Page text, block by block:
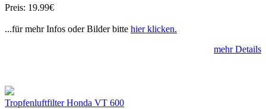
Preis: 19.99€
...für mehr Infos oder Bilder bitte hier klicken.
mehr Details
Tropfenluftfilter Honda VT 600